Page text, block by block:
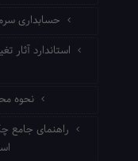
حسابداری سرمایه
استاندارد آثار
نحوه
راهنمای جامع